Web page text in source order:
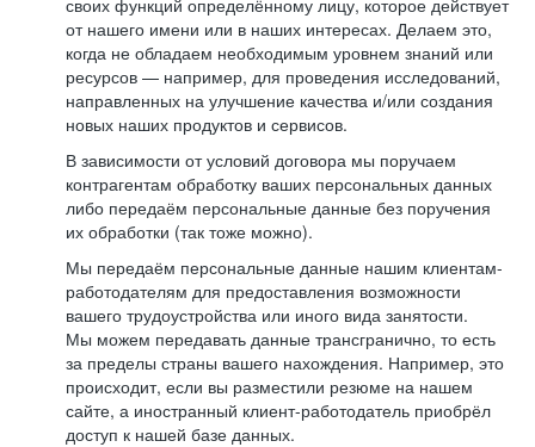
своих функций определённому лицу, которое действует
от нашего имени или в наших интересах. Делаем это,
когда не обладаем необходимым уровнем знаний или
ресурсов — например, для проведения исследований,
направленных на улучшение качества и/или создания
новых наших продуктов и сервисов.
В зависимости от условий договора мы поручаем
контрагентам обработку ваших персональных данных
либо передаём персональные данные без поручения
их обработки (так тоже можно).
Мы передаём персональные данные нашим клиентам-
работодателям для предоставления возможности
вашего трудоустройства или иного вида занятости.
Мы можем передавать данные трансгранично, то есть
за пределы страны вашего нахождения. Например, это
происходит, если вы разместили резюме на нашем
сайте, а иностранный клиент-работодатель приобрёл
доступ к нашей базе данных.